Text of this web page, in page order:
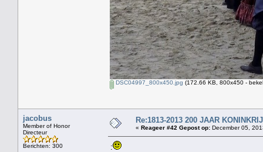
DSC04997_800x450.jpg (172.66 KB, 800x450 -
jacobus
Member of Honor
Directeur
Berichten: 300
Re:1813-2013 200 JAAR
« Reageer #42 Gepost op: December 05,
: